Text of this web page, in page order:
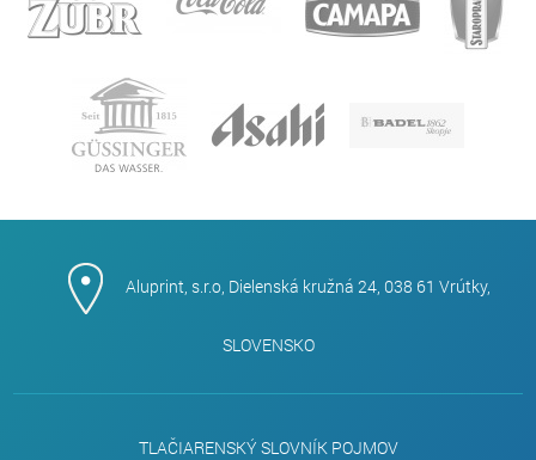
Aluprint, s.r.o, Dielenská kružná 24, 038 61 Vrútky,
SLOVENSKO
TLAČIARENSKÝ SLOVNÍK POJMOV